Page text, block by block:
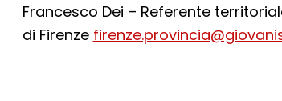
Francesco Dei – Referente
di Firenze